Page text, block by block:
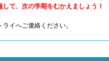
て、次の学期をむかえましょう！
イへご連絡ください。